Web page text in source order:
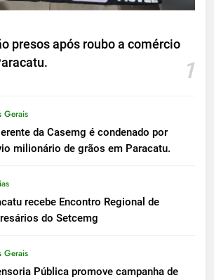
presos após roubo a comércio
1
Gerais
da Casemg é condenado por
milionário de grãos em Paracatu.
recebe Encontro Regional de
do Setcemg
Gerais
Pública promove campanha de